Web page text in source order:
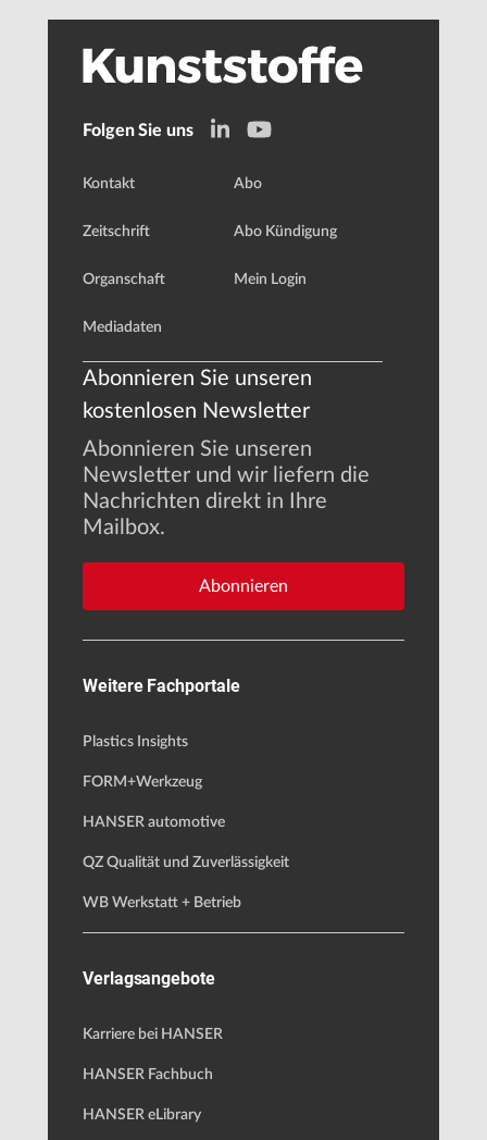
Folgen Sie uns
Kontakt
Zeitschrift
Organschaft
Mediadaten
Abo
Abo Kündigung
Mein Login
Abonnieren Sie unseren
kostenlosen Newsletter
Abonnieren Sie unseren
Newsletter und wir liefern die
Nachrichten direkt in Ihre
Mailbox.
Abonnieren
Weitere Fachportale
Plastics Insights
FORM+Werkzeug
HANSER automotive
QZ Qualität und Zuverlässigkeit
WB Werkstatt + Betrieb
Verlagsangebote
Karriere bei HANSER
HANSER Fachbuch
HANSER eLibrary